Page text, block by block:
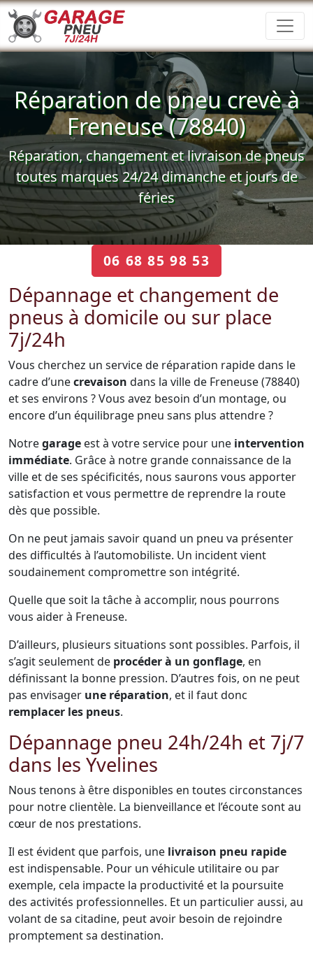
Réparation de pneu crevè à
Freneuse (78840)
Réparation, changement et livraison de pneus
toutes marques 24/24 dimanche et jours de
féries
06 68 85 98 53
Dépannage et changement de
pneus à domicile ou sur place
7j/24h
Vous cherchez un service de réparation rapide dans le
cadre d’unecrevaison dans la ville de Freneuse (78840)
et ses environs ? Vous avez besoin d’un montage, ou
encore d’un équilibrage pneu sans plus attendre ?
Notregarage est à votre service pour une intervention
immédiate. Grâce à notre grande connaissance de la
ville et de ses spécificités, nous saurons vous apporter
satisfaction et vous permettre de reprendre la route
dès que possible.
On ne peut jamais savoir quand un pneu va présenter
des difficultés à l’automobiliste. Un incident vient
soudainement compromettre son intégrité.
Quelle que soit la tâche à accomplir, nous pourrons
vous aider à Freneuse.
D’ailleurs, plusieurs situations sont possibles. Parfois, il
s’agit seulement de procéder à un gonflage, en
définissant la bonne pression. D’autres fois, on ne peut
pas envisager une réparation, et il faut donc
remplacer les pneus.
Dépannage pneu 24h/24h et 7j/7
dans les Yvelines
Nous tenons à être disponibles en toutes circonstances
pour notre clientèle. La bienveillance et l’écoute sont au
cœur de nos prestations.
Il est évident que parfois, une livraison pneu rapide
est indispensable. Pour un véhicule utilitaire ou par
exemple, cela impacte la productivité et la poursuite
des activités professionnelles. Et un particulier aussi, au
volant de sa citadine, peut avoir besoin de rejoindre
promptement sa destination.